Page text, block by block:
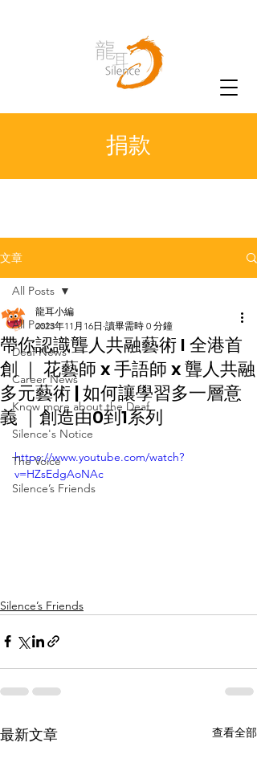
捐款
文章
All Posts
Deaf News
Career News
Know more about the Deaf
Silence's Notice
The Voice
Silence’s Friends
All Posts
帶你認識聾人共融藝術 I 全港首
創 ｜ 花藝師 x 手語師 x 聾人共融
多元藝術 | 如何讓學習多一層意
義 ｜創造由0到1系列
龍耳小編
2023年11月16日 讀畢需時 0 分鐘
https://www.youtube.com/watch?
v=HZsEdgAoNAc
Silence’s Friends
最新文章 查看全部